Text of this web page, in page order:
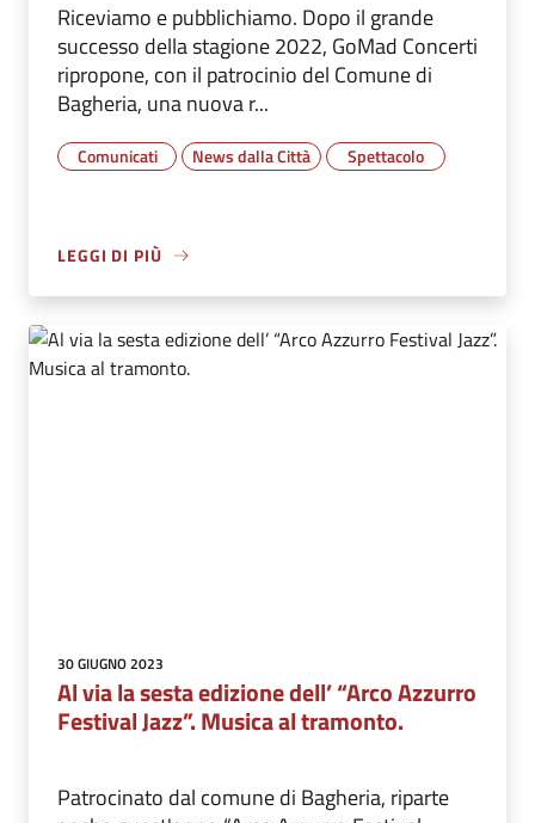
Riceviamo e pubblichiamo. Dopo il grande
successo della stagione 2022, GoMad Concerti
ripropone, con il patrocinio del Comune di
Bagheria, una nuova r...
Comunicati News dalla Città Spettacolo
LEGGI DI PIÙ
30 GIUGNO 2023
Al via la sesta edizione dell’ “Arco Azzurro
Festival Jazz”. Musica al tramonto.
Patrocinato dal comune di Bagheria, riparte